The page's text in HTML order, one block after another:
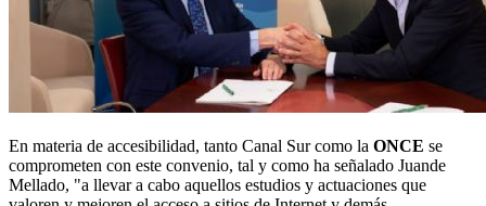
En materia de accesibilidad, tanto Canal Sur como la ONCE se
comprometen con este convenio, tal y como ha señalado Juande
Mellado, "a llevar a cabo aquellos estudios y actuaciones que